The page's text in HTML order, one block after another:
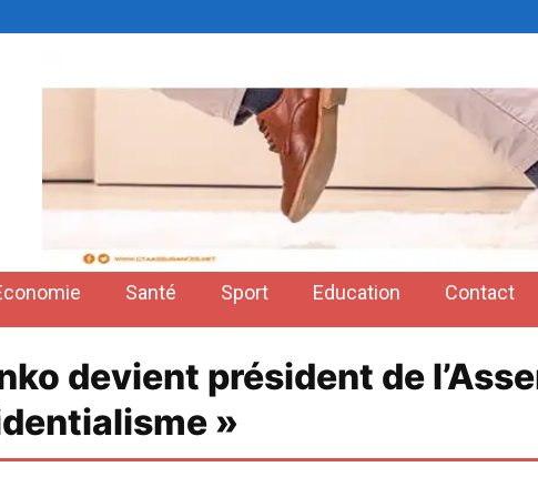
Santé Sport Education Contact
devient président de
»